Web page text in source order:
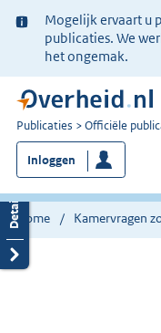
Ter
informatie:
Mogelijk ervaart u
publicaties. We
het ongemak.
U
bent
nu
hier:
Publicaties Officiële
Inloggen
Home Kamervragen